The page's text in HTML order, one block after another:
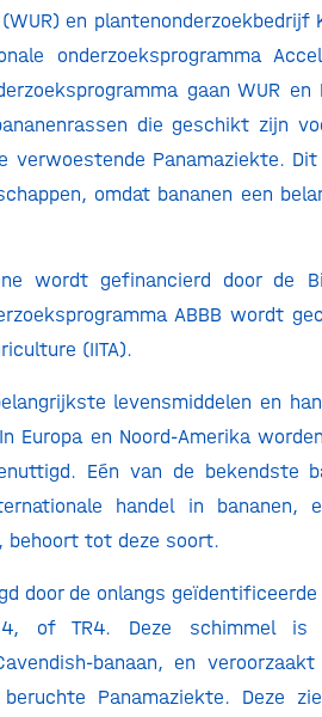
en plantenonderzoekbedrijf
onderzoeksprogramma
gaan WUR en
die geschikt zijn
Panamaziekte.
omdat bananen een
wordt gefinancierd door de
ABBB wordt
(IITA).
levensmiddelen en
Europa en Noord-Amerika
Eén van de bekendste
handel in
behoort tot deze soort.
door de onlangs
of TR4. Deze schimmel is
banaan, en
Panamaziekte. Deze